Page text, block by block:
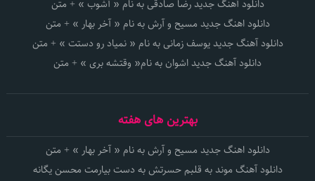
دانلود آهنگ جدید رضا صادقی به نام « آشوب » + متن
دانلود اهنگ جدید مسیح و آرش به نام « آخر بهار » + متن
دانلود آهنگ جدید یوسف زمانی به نام « نمیاد رو دستت » + متن
دانلود آهنگ جدید اشوان به نام« وقتشه بری » + متن
بهترین های هفته
دانلود اهنگ جدید مسیح و آرش به نام « آخر بهار » + متن
دانلود آهنگ موند به قلبم حسرتش به دست بیارمت محسن یگانه